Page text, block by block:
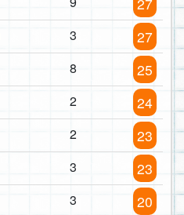
3 27
8 25
2 24
2 23
3 23
3 20